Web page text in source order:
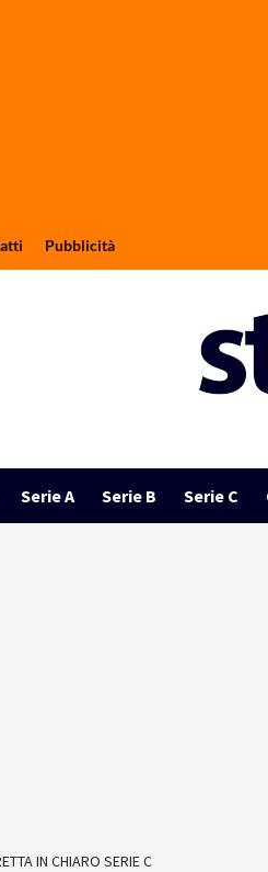
Pubblicità
Serie A Serie B Serie C
IN CHIARO SERIE C